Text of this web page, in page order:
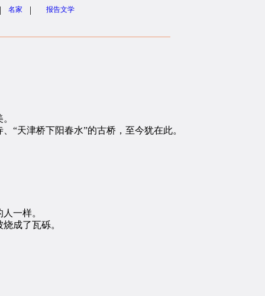
| 名家 | 报告文学
天津桥下阳春水”的古桥，至今犹在此。
一样。
成了瓦砾。